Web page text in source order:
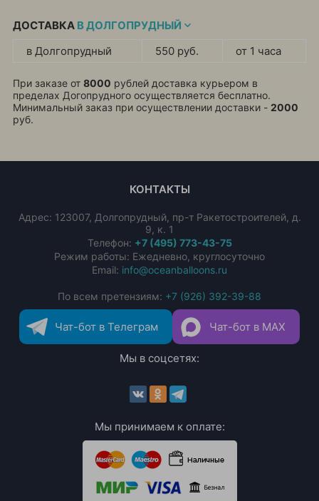
ДОСТАВКА В ДОЛГОПРУДНЫЙ
в Долгопрудный
550 руб. от 1 часа
При заказе от 8000 рублей доставка курьером в
пределах Догопрудного осуществляется бесплатно.
Минимальный заказ при осуществлении доставки - 2000
руб.
КОНТАКТЫ
Адрес: 123007, Долгопрудный, пр-т Ракетостроителей, д.
9, к. 1
Телефон: +7 (495) 773-43-75
Режим работы: Ежедневно, круглосуточно
Email: info@oceanballoons.ru
По всем претензиям: +7 (926) 392-39-88
Чат-бот в Телеграм Чат-бот в MAX
Мы в соцсетях:
Мы принимаем к оплате: